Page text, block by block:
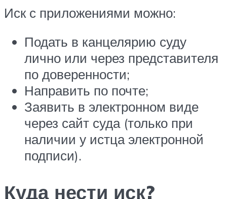
Иск с приложениями можно:
Подать в канцелярию суду
лично или через представителя
по доверенности;
Направить по почте;
Заявить в электронном виде
через сайт суда (только при
наличии у истца электронной
подписи).
Куда нести иск?